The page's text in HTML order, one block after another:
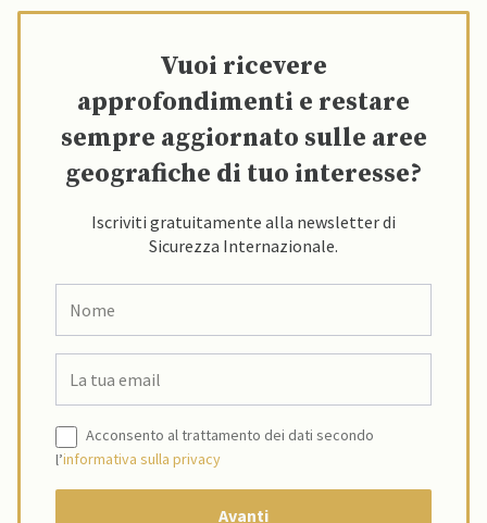
Vuoi ricevere
approfondimenti e restare
sempre aggiornato sulle aree
geografiche di tuo interesse?
Iscriviti gratuitamente alla newsletter di
Sicurezza Internazionale.
Acconsento al trattamento dei dati secondo
l’informativa sulla privacy